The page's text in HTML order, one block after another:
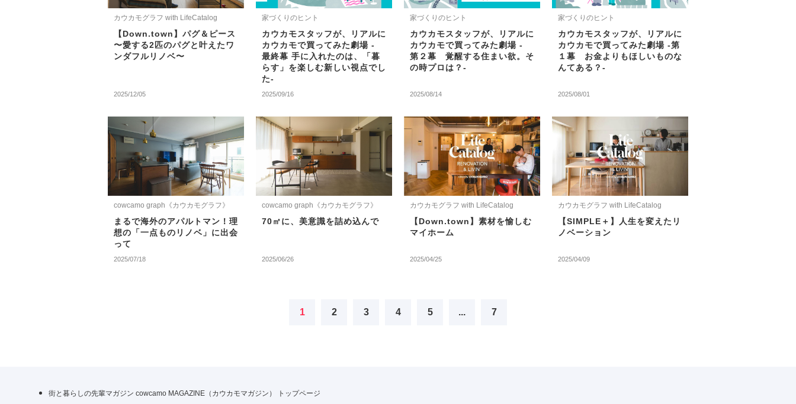
カウカモグラフ with LifeCatalog
【Down.town】パグ＆ピース
〜愛する2匹のパグと叶えたワ
ンダフルリノベ〜
2025/12/05
家づくりのヒント
カウカモスタッフが、リアルに
カウカモで買ってみた劇場 -
最終幕 手に入れたのは、「暮
らす」を楽しむ新しい視点でし
た-
2025/09/16
家づくりのヒント
カウカモスタッフが、リアルに
カウカモで買ってみた劇場 -
第２幕 覚醒する住まい欲。そ
の時プロは？-
2025/08/14
家づくりのヒント
カウカモスタッフが、リアルに
カウカモで買ってみた劇場 -第
１幕 お金よりもほしいものな
んてある？-
2025/08/01
cowcamo graph《カウカモグラフ》
まるで海外のアパルトマン！理
想の「一点ものリノベ」に出会
って
2025/07/18
cowcamo graph《カウカモグラフ》
70㎡に、美意識を詰め込んで
2025/06/26
カウカモグラフ with LifeCatalog
【Down.town】素材を愉しむ
マイホーム
2025/04/25
カウカモグラフ with LifeCatalog
【SIMPLE＋】人生を変えたリ
ノベーション
2025/04/09
1 2 3 4 5 ... 7
街と暮らしの先輩マガジン cowcamo MAGAZINE（カウカモマガジン） トップページ